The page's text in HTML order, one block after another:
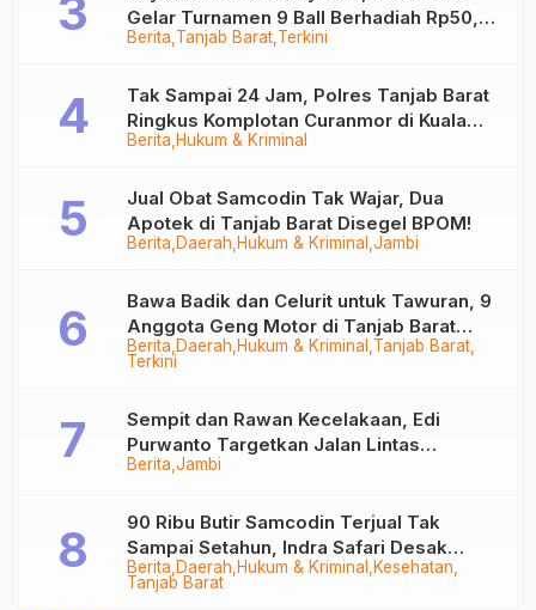
Berita Tanjab Barat Terkini
Gelar Turnamen 9 Ball Berhadiah Rp50,8
Juta
Berita Hukum & Kriminal
Tak Sampai 24 Jam, Polres Tanjab Barat
Ringkus Komplotan Curanmor di Kuala
Tungkal
Berita Daerah Hukum & Kriminal Jambi
Jual Obat Samcodin Tak Wajar, Dua
Apotek di Tanjab Barat Disegel BPOM!
Berita Daerah Hukum & Kriminal Tanjab Barat
Terkini
Bawa Badik dan Celurit untuk Tawuran, 9
Anggota Geng Motor di Tanjab Barat
Diringkus
Berita Jambi
Sempit dan Rawan Kecelakaan, Edi
Purwanto Targetkan Jalan Lintas
Tungkal-Jambi Mulus di 2028
Berita Daerah Hukum & Kriminal
Kesehatan
Tanjab Barat
90 Ribu Butir Samcodin Terjual Tak
Sampai Setahun, Indra Safari Desak
Audit Menyeluruh